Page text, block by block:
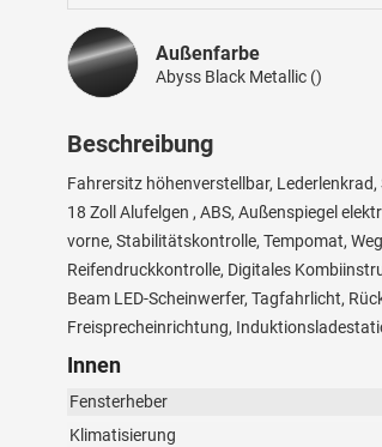
Außenfarbe
Abyss Black Metallic ()
Beschreibung
Fahrersitz höhenverstellbar,
18 Zoll Alufelgen , ABS, Außenspiegel
vorne, Stabilitätskontrolle, Tempomat,
Reifendruckkontrolle, Digitales
Beam LED-Scheinwerfer, Tagfahrlicht,
Freisprecheinrichtung,
Innen
Fensterheber
Klimatisierung